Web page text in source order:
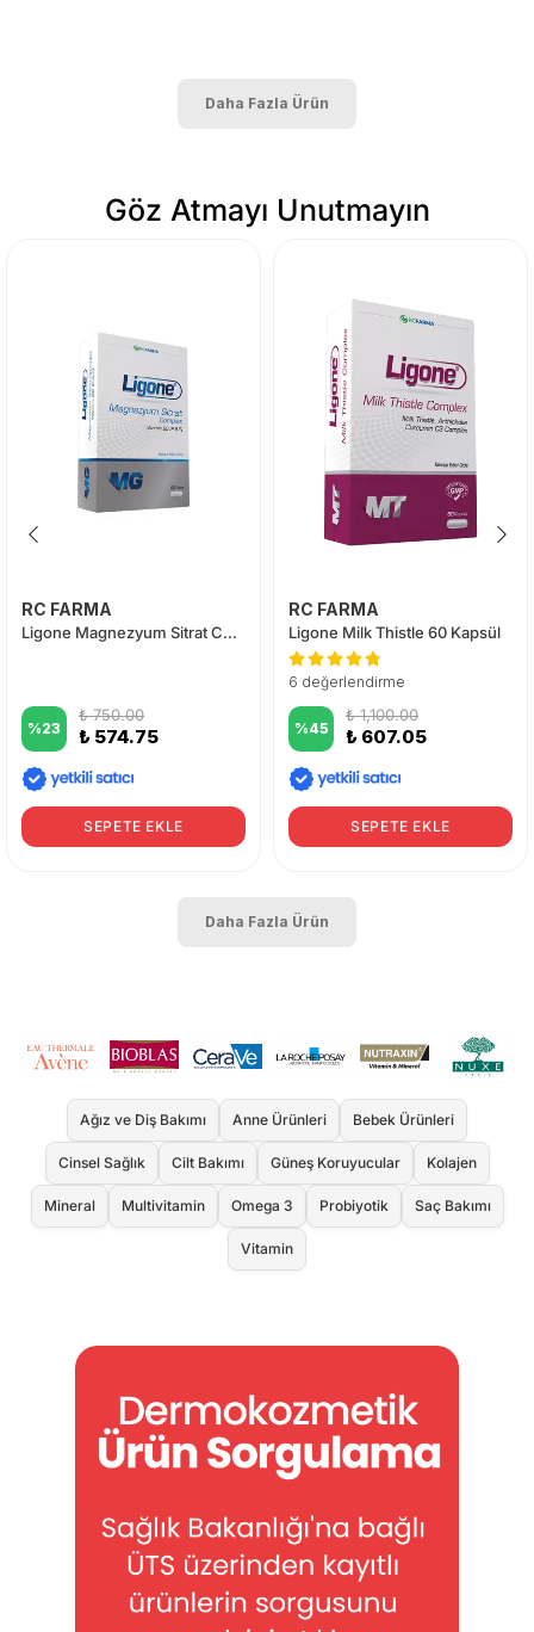
Daha Fazla Ürün
Göz Atmayı Unutmayın
RC FARMA
Ligone Magnezyum Sitrat Complex 60 Tablet
%23
₺ 750.00
₺ 574.75
SEPETE EKLE
RC FARMA
Ligone Milk Thistle 60 Kapsül
6 değerlendirme
%45
₺ 1,100.00
₺ 607.05
SEPETE EKLE
Daha Fazla Ürün
Ağız ve Diş Bakımı Anne Ürünleri Bebek Ürünleri
Cinsel Sağlık Cilt Bakımı Güneş Koruyucular Kolajen
Mineral Multivitamin Omega 3 Probiyotik Saç Bakımı
Vitamin